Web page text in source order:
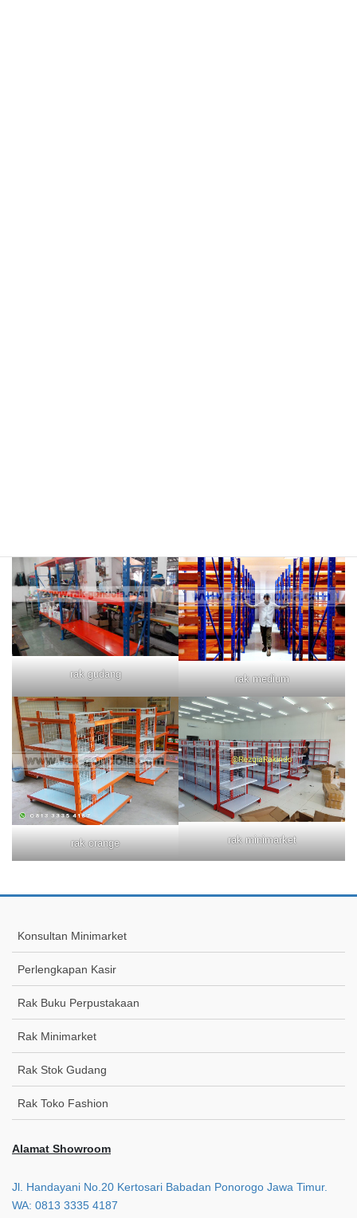
rak gudang rak medium
rak orange rak minimarket
Konsultan Minimarket
Perlengkapan Kasir
Rak Buku Perpustakaan
Rak Minimarket
Rak Stok Gudang
Rak Toko Fashion
Alamat Showroom
Jl. Handayani No.20 Kertosari Babadan Ponorogo Jawa Timur.
WA: 0813 3335 4187